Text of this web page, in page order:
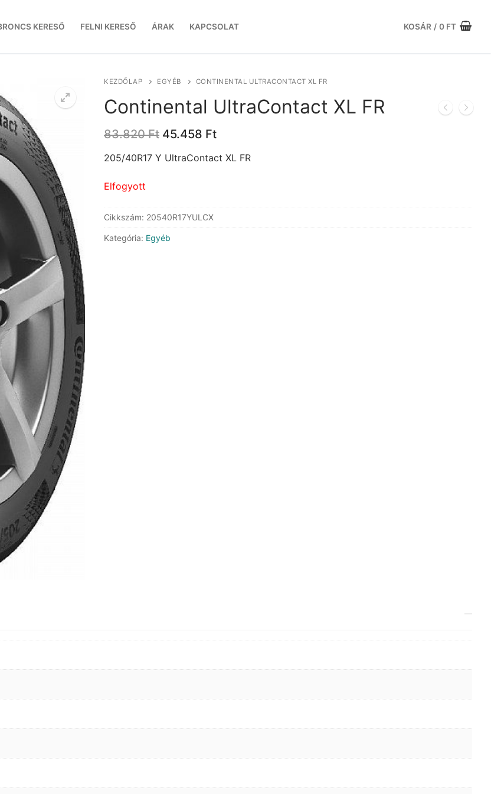
KERESŐ FELNI KERESŐ ÁRAK KAPCSOLAT KOSÁR / 0 FT
KEZDŐLAP EGYÉB CONTINENTAL ULTRACONTACT XL FR
Continental UltraContact XL FR
83.820Ft Original
was:
45.458 FtCurrent
is:
205/40R17 Y UltraContact XL FR
Elfogyott
Cikkszám: 20540R17YULCX
Kategória: Egyéb